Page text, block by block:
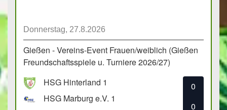
Donnerstag, 27.8.2026
Gießen - Vereins-Event Frauen/weiblich (Gießen
Freundschaftsspiele u. Turniere 2026/27)
HSG Hinterland 1
HSG Marburg e.V. 1
0
0